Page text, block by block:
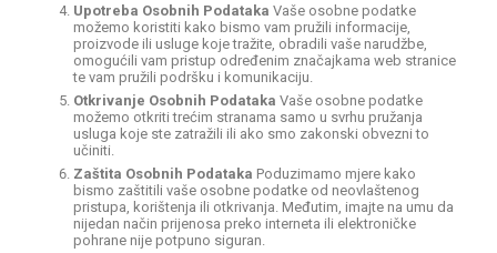
Upotreba Osobnih Podataka Vaše osobne podatke
možemo koristiti kako bismo vam pružili informacije,
proizvode ili usluge koje tražite, obradili vaše narudžbe,
omogućili vam pristup određenim značajkama web stranice
te vam pružili podršku i komunikaciju.
Otkrivanje Osobnih Podataka Vaše osobne podatke
možemo otkriti trećim stranama samo u svrhu pružanja
usluga koje ste zatražili ili ako smo zakonski obvezni to
učiniti.
Zaštita Osobnih Podataka Poduzimamo mjere kako
bismo zaštitili vaše osobne podatke od neovlaštenog
pristupa, korištenja ili otkrivanja. Međutim, imajte na umu da
nijedan način prijenosa preko interneta ili elektroničke
pohrane nije potpuno siguran.